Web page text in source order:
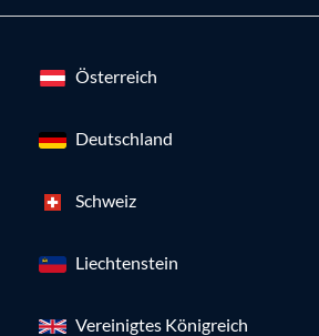
Österreich
Deutschland
Schweiz
Liechtenstein
Vereinigtes Königreich